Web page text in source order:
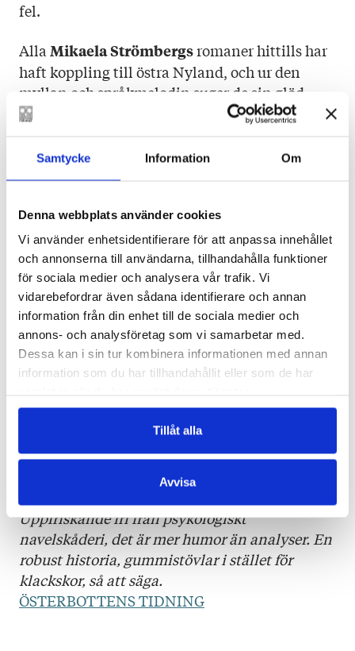
Samtycke Information Om
Denna webbplats använder cookies
Vi använder enhetsidentifierare för att anpassa innehållet
och annonserna till användarna, tillhandahålla funktioner
för sociala medier och analysera vår trafik. Vi
vidarebefordrar även sådana identifierare och annan
information från din enhet till de sociala medier och
annons- och analysföretag som vi samarbetar med.
Dessa kan i sin tur kombinera informationen med annan
information som du har tillhandahållit eller som de har
Tillåt alla
Avvisa
fel.
Alla Mikaela Strömbergsromaner hittills har
haft koppling till östra Nyland, och ur den
myllan och språkmelodin suger de sin glöd.
Det är en berättelse som lika mycket handlar
om vattenskadade och genommögliga hus som
behovet av att återvända till marker där barn
man lekt för att läka. Om hemligheter och
hemkomst.
SVENSKA YLE
Den fiktiva östnyländska orten Starrängarna är
huvudpersonen i Mikaela Strömbergs roman
som hade kunnat bli rom-com eller spänning,
men blir livet.
Ringar in den avfolkade landsbygdens
existentiella sårbarhet.
ÅBO UNDERRÄTTELSER
Uppfriskande fri från psykologiskt
navelskåderi, det är mer humor än analyser. En
robust historia, gummistövlar i stället för
klackskor, så att säga.
ÖSTERBOTTENS TIDNING